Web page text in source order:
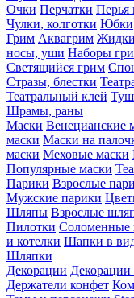
Очки Перчатки Перья
Чулки, колготки Юбки
Грим Аквагрим
носы, уши Наборы
Светящийся грим
Стразы, блестки
Театральный клей
Шрамы, раны
Маски Венецианские
маски Маски на
маски Меховые маски
Популярные маски
Парики Взрослые
Мужские парики
Шляпы Взрослые
Пилотки
и котелки Шапки в
Шляпки
Декорации
Держатели конфет